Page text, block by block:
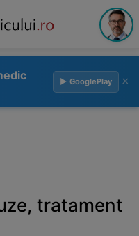
▶ GooglePlay ×
tratament